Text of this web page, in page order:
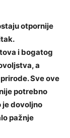
otpornije
i bogatog
a
Sve ove
potrebno
je dovoljno
pažnje